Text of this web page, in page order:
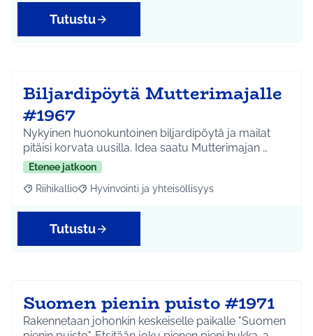
Tutustu
Biljardipöytä Mutterimajalle
#1967
Nykyinen huonokuntoinen biljardipöytä ja mailat
pitäisi korvata uusilla. Idea saatu Mutterimajan …
Etenee jatkoon
Rajaa tulokset aihepiirin mukaan: Riihikallio
Riihikallio Rajaa tulokset teeman mukaan: Hyvinvointi ja
Hyvinvointi ja yhteisöllisyys
Tutustu
Suomen pienin puisto #1971
Rakennetaan johonkin keskeiselle paikalle "Suomen